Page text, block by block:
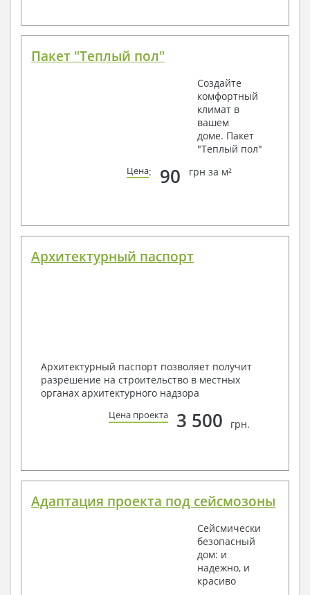
Пакет "Теплый пол"
Создайте
комфортный
климат в
вашем
доме. Пакет
"Теплый пол"
Цена: 90 грн за м²
Архитектурный паспорт
Архитектурный паспорт позволяет получит
разрешение на строительство в местных
органах архитектурного надзора
Цена проекта 3 500 грн.
Адаптация проекта под сейсмозоны
Сейсмически
безопасный
дом: и
надежно, и
красиво